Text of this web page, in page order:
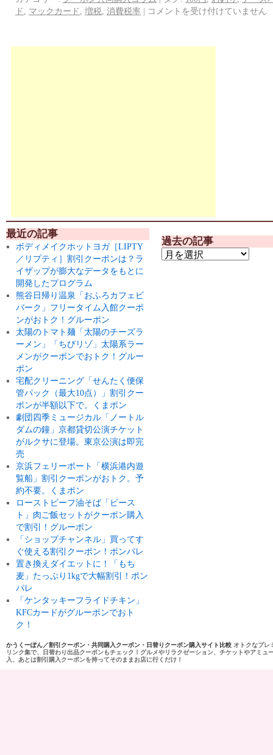
ド
マックカード 増税 消費税率 | コメントを受け付けていません
最近の記事
ボディメイクホットヨガ［LIPTY
／リプティ］割引クーポンは？ラ
イザップが膨大なデータをもとに
開発したプログラム
熊谷日帰り温泉「おふろカフェビ
バーク」フリータイム入館クーポ
ンがおトク！グルーポン
太陽のトマト麺「太陽のチーズラ
ーメン」「ちびリゾ」太陽系ラー
メンがクーポンでおトク！グルー
ポン
宅配クリーニング「せんたく便保
管パック（最大10点）」割引クー
ポンが半額以下で。くまポン
劇団四季ミュージカル「ノートル
ダムの鐘」京都貸切公演チケット
がルクサに登場。東京公演は即完
売
京浜フェリーボート「横浜港内遊
覧船」割引クーポンがおトク。予
約不要。くまポン
ローストビーフ油そば「ビース
ト」肉ご飯セットがクーポン購入
で割引！グルーポン
「ショップチャンネル」買ってす
ぐ使える割引クーポン！ポンパレ
置き換えダイエットに！「もち
麦」たっぷり1kgで大幅割引！ポン
パレ
「ケンタッキーフライドチキン」
KFCカードがグルーポンでおト
ク！
過去の記事
かうくーぽん／割引クーポン・共同購入クーポン・日替りクーポン購入サイト比較 オトクなプレ
リンク集で、日替わり出品クーポンもチェック！グルメやリラクゼーション、チケットやアミ
入、あとは割引購入クーポンを持ってそのままお店に行くだけ！